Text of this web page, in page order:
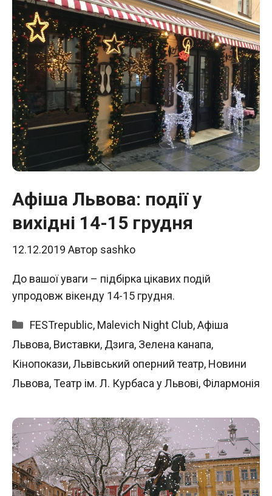
Афіша Львова: події у
вихідні 14-15 грудня
12.12.2019 Автор sashko
До вашої уваги – підбірка цікавих подій
упродовж вікенду 14-15 грудня.
Категорії
FESTrepublic, Malevich Night Club,Афіша
Львова, Виставки, Дзига, Зелена канапа,
Кінопокази,Львівський оперний театр, Новини
Львова,Театр ім. Л. Курбаса у Львові, Філармонія